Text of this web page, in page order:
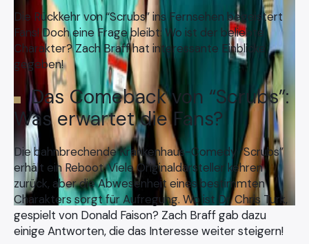
Die Rückkehr von “Scrubs” ins Fernsehen begeistert
Fans! Doch eine Frage bleibt: Wo ist der beliebte
Charakter? Zach Braff hat interessante Einblicke
gegeben!
Das Comeback von “Scrubs”:
Was erwartet die Fans?
Die bahnbrechende Krankenhaus-Comedy “Scrubs”
erhält ein Reboot. Viele Originaldarsteller kehren
zurück, aber die Abwesenheit eines bestimmten
Charakters sorgt für Aufregung. Wo ist Dr. Chris Turk,
gespielt von Donald Faison? Zach Braff gab dazu
einige Antworten, die das Interesse weiter steigern!